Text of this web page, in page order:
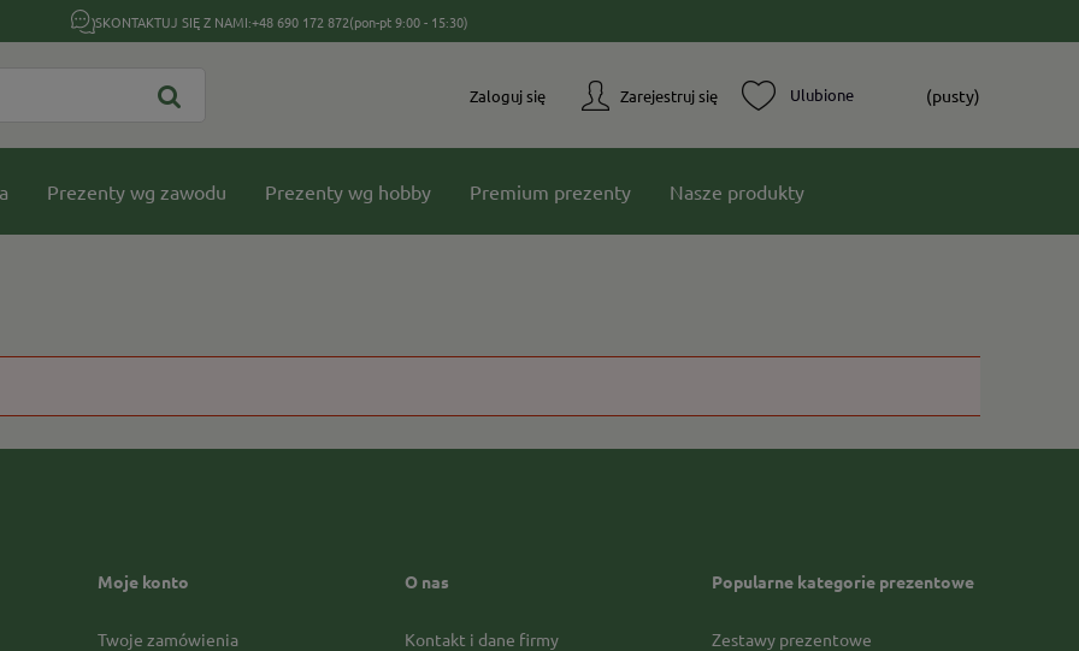
SKONTAKTUJ SIĘ Z NAMI:+48 690 172 872(pon-pt 9:00 - 15:30)
Zarejestruj się
Zaloguj się (pusty)
Prezenty wg zawodu Prezenty wg hobby Premium prezenty Nasze produkty
Moje konto
Twoje zamówienia
O nas
Kontakt i dane firmy
Popularne kategorie prezentowe
Zestawy prezentowe